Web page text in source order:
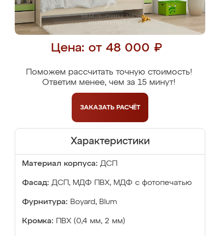
Цена: от 48 000 ₽
Поможем рассчитать точную стоимость!
Ответим менее, чем за 15 минут!
ЗАКАЗАТЬ РАСЧЁТ
Характеристики
Материал корпуса: ДСП
Фасад: ДСП, МДФ ПВХ, МДФ с фотопечатью
Фурнитура: Boyard, Blum
Кромка: ПВХ (0,4 мм, 2 мм)